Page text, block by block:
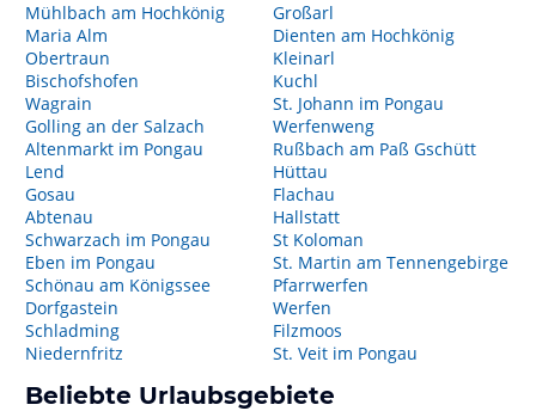
Mühlbach am Hochkönig
Maria Alm
Obertraun
Bischofshofen
Wagrain
Golling an der Salzach
Altenmarkt im Pongau
Lend
Gosau
Abtenau
Schwarzach im Pongau
Eben im Pongau
Schönau am Königssee
Dorfgastein
Schladming
Niedernfritz
Großarl
Dienten am Hochkönig
Kleinarl
Kuchl
St. Johann im Pongau
Werfenweng
Rußbach am Paß Gschütt
Hüttau
Flachau
Hallstatt
St Koloman
St. Martin am Tennengebirge
Pfarrwerfen
Werfen
Filzmoos
St. Veit im Pongau
Beliebte Urlaubsgebiete